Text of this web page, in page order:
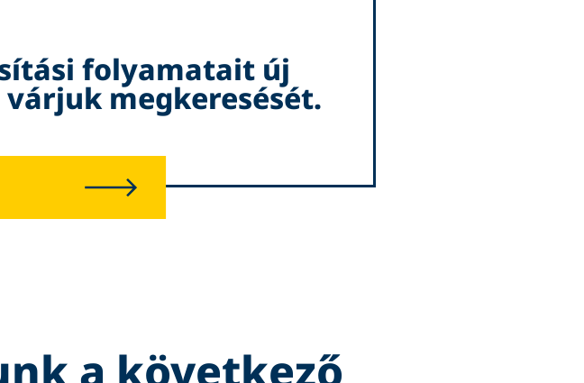
folyamatait új
megkeresését.
a következő